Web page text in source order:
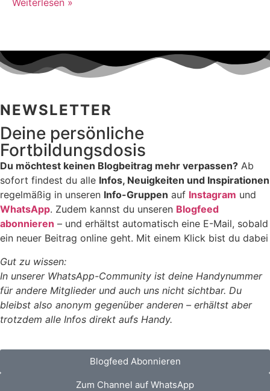
Weiterlesen »
NEWSLETTER
Deine persönliche
Fortbildungsdosis
Du möchtest keinen Blogbeitrag mehr verpassen? Ab
sofort findest du alle Infos, Neuigkeiten und Inspirationen
regelmäßig in unseren Info-Gruppen auf Instagram und
WhatsApp. Zudem kannst du unseren Blogfeed
abonnieren – und erhältst automatisch eine E-Mail, sobald
ein neuer Beitrag online geht. Mit einem Klick bist du dabei
Gut zu wissen:
In unserer WhatsApp-Community ist deine Handynummer
für andere Mitglieder und auch uns nicht sichtbar. Du
bleibst also anonym gegenüber anderen – erhältst aber
trotzdem alle Infos direkt aufs Handy.
Blogfeed Abonnieren
Zum Channel auf WhatsApp